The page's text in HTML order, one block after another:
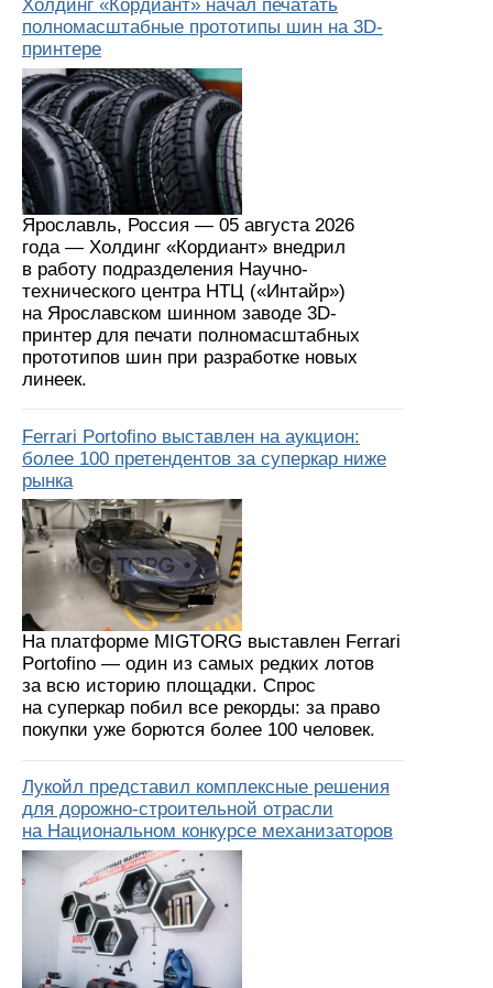
Холдинг «Кордиант» начал печатать
полномасштабные прототипы шин на 3D-
принтере
Ярославль, Россия — 05 августа 2026
года — Холдинг «Кордиант» внедрил
в работу подразделения Научно-
технического центра НТЦ («Интайр»)
на Ярославском шинном заводе 3D-
принтер для печати полномасштабных
прототипов шин при разработке новых
линеек.
Ferrari Portofino выставлен на аукцион:
более 100 претендентов за суперкар ниже
рынка
На платформе MIGTORG выставлен Ferrari
Portofino — один из самых редких лотов
за всю историю площадки. Спрос
на суперкар побил все рекорды: за право
покупки уже борются более 100 человек.
Лукойл представил комплексные решения
для дорожно-строительной отрасли
на Национальном конкурсе механизаторов